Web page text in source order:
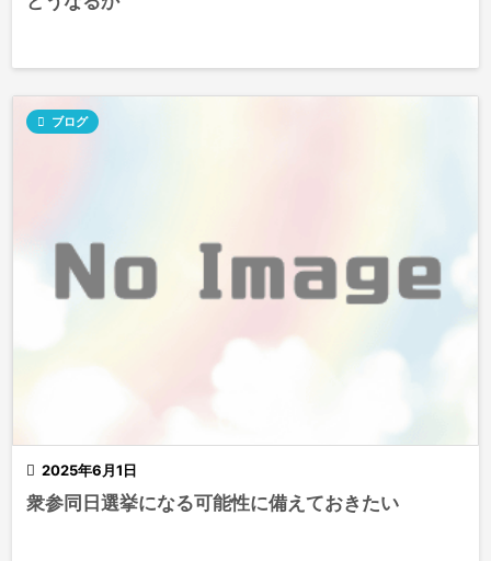
 2025年6月1日
 ブログ
衆参同日選挙になる可能性に備えておきたい